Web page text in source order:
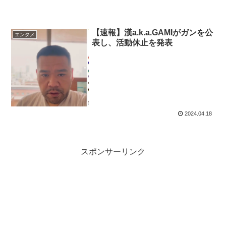
エンタメ
【速報】漢a.k.a.GAMIがガンを公
表し、活動休止を発表
2024.04.18
スポンサーリンク